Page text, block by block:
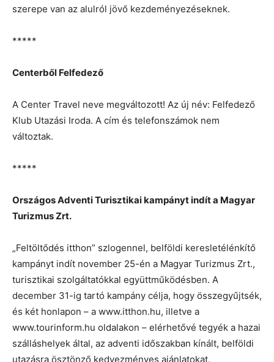
szerepe van az alulról jövő kezdeményezéseknek.
*****
Centerből Felfedező
A Center Travel neve megváltozott! Az új név: Felfedező
Klub Utazási Iroda. A cím és telefonszámok nem
változtak.
*****
Országos Adventi Turisztikai kampányt indít a Magyar
Turizmus Zrt.
„Feltöltődés itthon” szlogennel, belföldi keresletélénkítő
kampányt indít november 25-én a Magyar Turizmus Zrt.,
turisztikai szolgáltatókkal együttműködésben. A
december 31-ig tartó kampány célja, hogy összegyűjtsék,
és két honlapon – a www.itthon.hu, illetve a
www.tourinform.hu oldalakon – elérhetővé tegyék a hazai
szálláshelyek által, az adventi időszakban kínált, belföldi
utazásra ösztönző kedvezményes ajánlatokat.